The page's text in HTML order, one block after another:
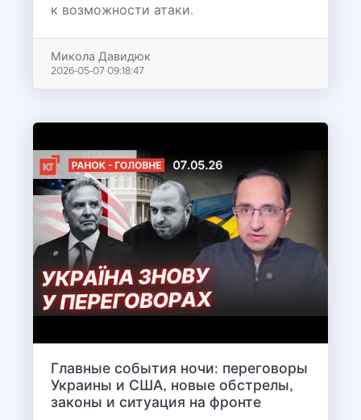
к возможности атаки.
Микола Давидюк
2026-05-07 09:18:47
Главные события ночи: переговоры
Украины и США, новые обстрелы,
законы и ситуация на фронте